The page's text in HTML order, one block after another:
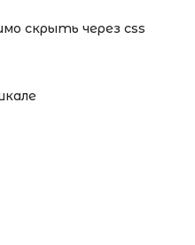
скрыть через css